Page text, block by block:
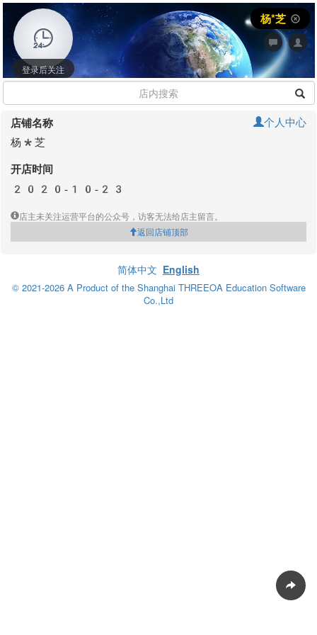
登录后关注
杨*芝
店铺名称 个人中心
杨*芝
开店时间
2020-10-23
店主未关注运营平台的公众号，访客无法给店主留言。
返回店铺顶部
简体中文 English
© 2021-2026 A Product of the Shanghai THREEOA Education Software
Co.,Ltd